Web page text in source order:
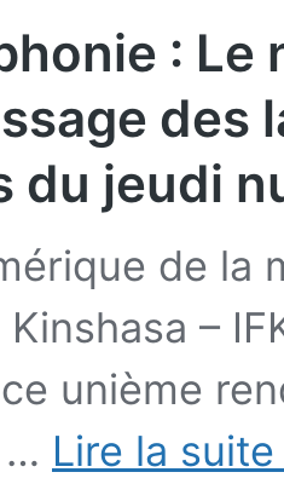
: Le
des
du jeudi
de la
–
unième
… Lire la